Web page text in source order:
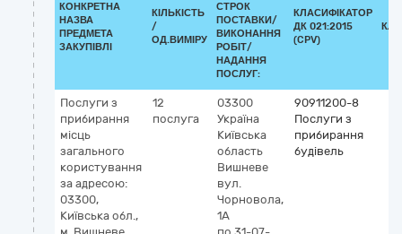
КОНКРЕТНА
НАЗВА
ПРЕДМЕТА
ЗАКУПІВЛІ
КІЛЬКІСТЬ
/
ОД.ВИМІРУ
СТРОК
ПОСТАВКИ/
ВИКОНАННЯ
РОБІТ/
НАДАННЯ
ПОСЛУГ:
КЛАСИФІКАТОР
ДК 021:2015
(CPV)
Послуги з
прибирання
місць
загального
користування
за адресою:
03300,
Київська обл.,
12
послуга
03300
Україна
Київська
область
Вишневе
вул.
Чорновола,
1А
90911200-8
Послуги з
прибирання
будівель